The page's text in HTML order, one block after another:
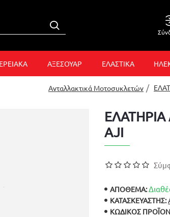
ΑΞΕΣΟΥΑΡ ΕΛΑΣΤΙΚΑ
Ανταλλακτικά Μοτοσυκλετών
ΕΛΑΤΗΡΙΑ
AJI
ΑΠΟΘΕΜΑ:
ΚΑΤΑΣΚΕΥΑΣΤΉΣ:
ΚΩΔΙΚΌΣ